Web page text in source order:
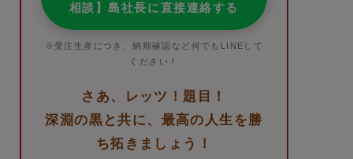
相談】島社長に直接連絡する
※受注生産につき、納期確認など何でもLINEして
ください！
さあ、レッツ！題目！
深淵の黒と共に、最高の人生を勝
ち拓きましょう！